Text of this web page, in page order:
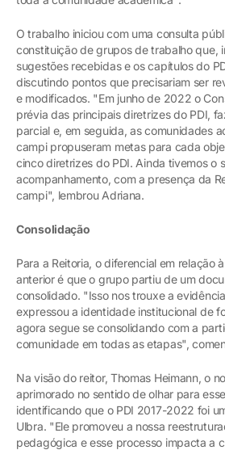
O trabalho iniciou com uma consulta
constituição de grupos de trabalho que,
sugestões recebidas e os capítulos do
discutindo pontos que precisariam ser
e modificados. "Em junho de 2022 o
prévia das principais diretrizes do PDI,
parcial e, em seguida, as comunidades
campi propuseram metas para cada
cinco diretrizes do PDI. Ainda tivemos o
acompanhamento, com a presença da
campi", lembrou Adriana.
Consolidação
Para a Reitoria, o diferencial em relação
anterior é que o grupo partiu de um
consolidado. "Isso nos trouxe a
expressou a identidade institucional de
agora segue se consolidando com a
comunidade em todas as etapas",
Na visão do reitor, Thomas Heimann, o
aprimorado no sentido de olhar para
identificando que o PDI 2017-2022 foi
Ulbra. "Ele promoveu a nossa
pedagógica e esse processo impacta a